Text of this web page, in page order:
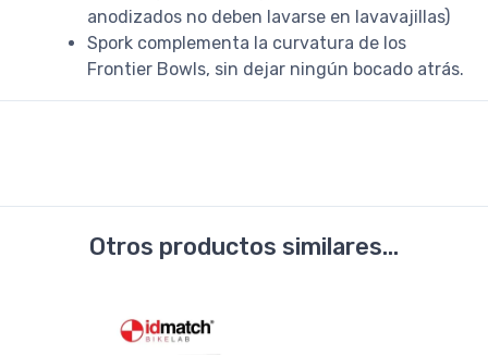
anodizados no deben lavarse en lavavajillas)
Spork complementa la curvatura de los
Frontier Bowls, sin dejar ningún bocado atrás.
Otros productos similares...